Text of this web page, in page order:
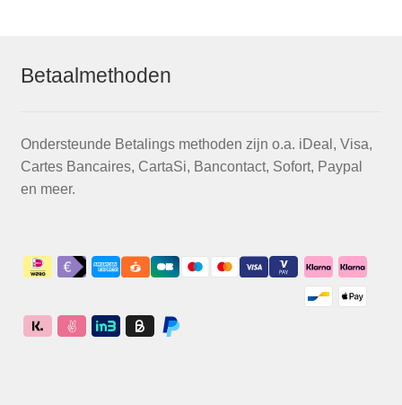
Betaalmethoden
Ondersteunde Betalings methoden zijn o.a. iDeal, Visa,
Cartes Bancaires, CartaSi, Bancontact, Sofort, Paypal
en meer.